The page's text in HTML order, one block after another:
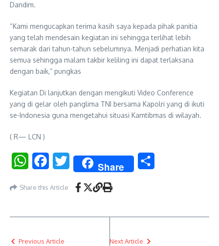
Dandim.
“Kami mengucapkan terima kasih saya kepada pihak panitia
yang telah mendesain kegiatan ini sehingga terlihat lebih
semarak dari tahun-tahun sebelumnya. Menjadi perhatian kita
semua sehingga malam takbir keliling ini dapat terlaksana
dengan baik,” pungkas
Kegiatan Di lanjutkan dengan mengikuti Video Conference
yang di gelar oleh panglima TNI bersama Kapolri yang di ikuti
se-Indonesia guna mengetahui situasi Kamtibmas di wilayah.
( R— LCN )
WhatsAppFacebookTwitter Share
Share this Article
Previous Article Next Article